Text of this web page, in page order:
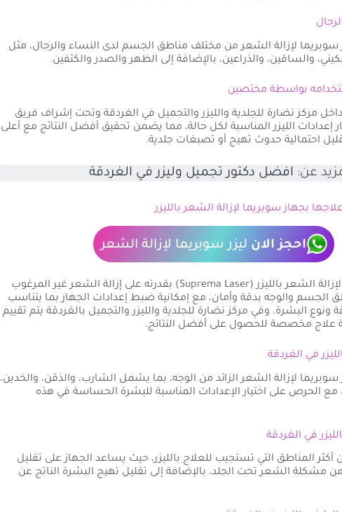
لإزالة الشعر من مختلف مناطق الجسم لدى النساء والرجال، مثل
والساقين، والذراعين، بالإضافة إلى الظهر والصدر والكتفين.
مركز نضارة للجلدية والليزر والتجميل في الغردقة وتحت إشراف فريق
إعدادات الليزر المناسبة لكل حالة، مما يضمن تحقيق أفضل النتائج مع أعلى
احتمالية حدوث تهيج أو تصبغات جلدية.
عن: افضل دكتور تجميل وليزر في الغردقة
بجهاز سوبريما لإزالة الشعر بالليزر
احجز الان ليزر سوبريما لإزالة الشعر
يتميز جهاز سوبريما لإزالة الشعر بالليزر (Suprema Laser) بقدرته على إزالة الشعر غير المرغوب
والوجه بدقة وأمان، مع إمكانية ضبط إعدادات الجهاز بما يتناسب
البشرة. وفي مركز نضارة للجلدية والليزر والتجميل بالغردقة يتم تقييم
مخصصة للحصول على أفضل النتائج.
لإزالة الشعر الزائد من الوجه، بما يشمل الشارب، والذقن، والخدين،
مع الحرص على اختيار الإعدادات المناسبة للبشرة الحساسة في هذه
المناطق التي تستجيب للعلاج بالليزر، حيث يساعد الجهاز على تقليل
مشكلة الشعر تحت الجلد، بالإضافة إلى تقليل تهيج البشرة الناتج عن